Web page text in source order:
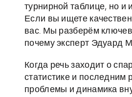
турнирной таблице, но
Если вы ищете
вас. Мы разберём
почему эксперт Эдуард
Когда речь заходит о
статистике и последним
проблемы и динамика